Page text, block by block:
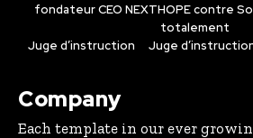
fondateur CEO NEXTHOPE contre
totalement
Juge d’instruction
Juge
Company
Each template in our ever